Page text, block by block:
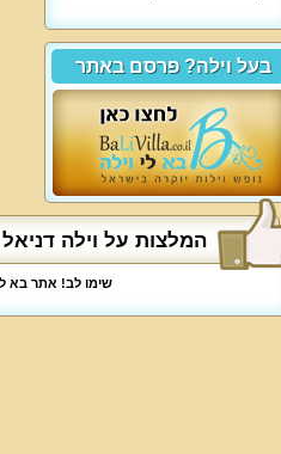
בעל וילה? פרסם באתר
המלצות על וילה
שימו לב! אתר בא